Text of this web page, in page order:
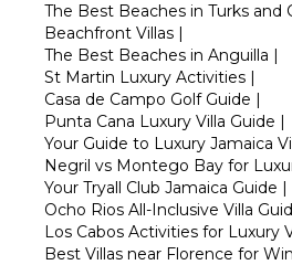
The Best Beaches in Turks and
Beachfront Villas |
The Best Beaches in Anguilla |
St Martin Luxury Activities |
Casa de Campo Golf Guide |
Punta Cana Luxury Villa Guide |
Your Guide to Luxury Jamaica
Negril vs Montego Bay for
Your Tryall Club Jamaica Guide |
Ocho Rios All-Inclusive Villa
Los Cabos Activities for Luxury
Best Villas near Florence for